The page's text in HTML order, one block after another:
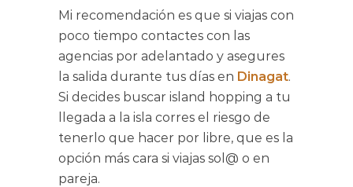
Mi recomendación es que si viajas con
poco tiempo contactes con las
agencias por adelantado y asegures
la salida durante tus días en Dinagat.
Si decides buscar island hopping a tu
llegada a la isla corres el riesgo de
tenerlo que hacer por libre, que es la
opción más cara si viajas sol@ o en
pareja.